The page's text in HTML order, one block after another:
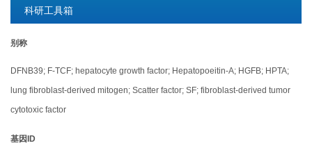
科研工具箱
别称
DFNB39; F-TCF; hepatocyte growth factor; Hepatopoeitin-A; HGFB; HPTA;
lung fibroblast-derived mitogen; Scatter factor; SF; fibroblast-derived tumor
cytotoxic factor
基因ID